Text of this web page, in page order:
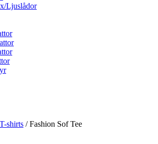
Ljuslådor
T-shirts / Fashion Sof Tee